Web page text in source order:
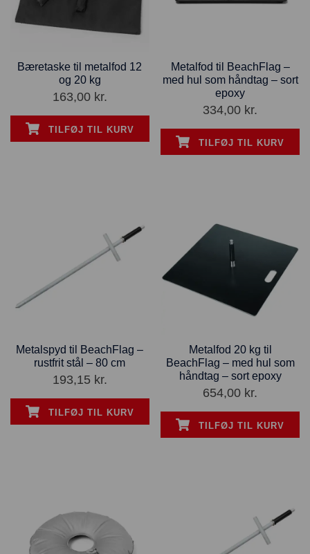
Bæretaske til metalfod 12
og 20 kg
163,00 kr.
TILFØJ TIL KURV
Metalfod til BeachFlag –
med hul som håndtag – sort
epoxy
334,00 kr.
TILFØJ TIL KURV
Metalspyd til BeachFlag –
rustfrit stål – 80 cm
193,15 kr.
TILFØJ TIL KURV
Metalfod 20 kg til
BeachFlag – med hul som
håndtag – sort epoxy
654,00 kr.
TILFØJ TIL KURV